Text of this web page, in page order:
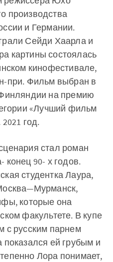
производства
и Германии.
Сейди Хаарла и
картины состоялась
кинофестивале,
при. Фильм выбран в
на премию
«Лучший фильм
год.
стал роман
90- х годов.
студентка Лаура,
которые она
факультете. В купе
с русским парнем
ей грубым и
Лора понимает,